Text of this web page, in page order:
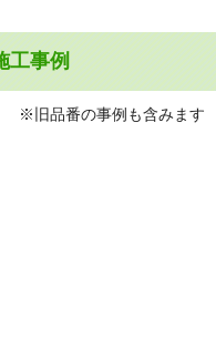
工事例
※旧品番の事例も含みます